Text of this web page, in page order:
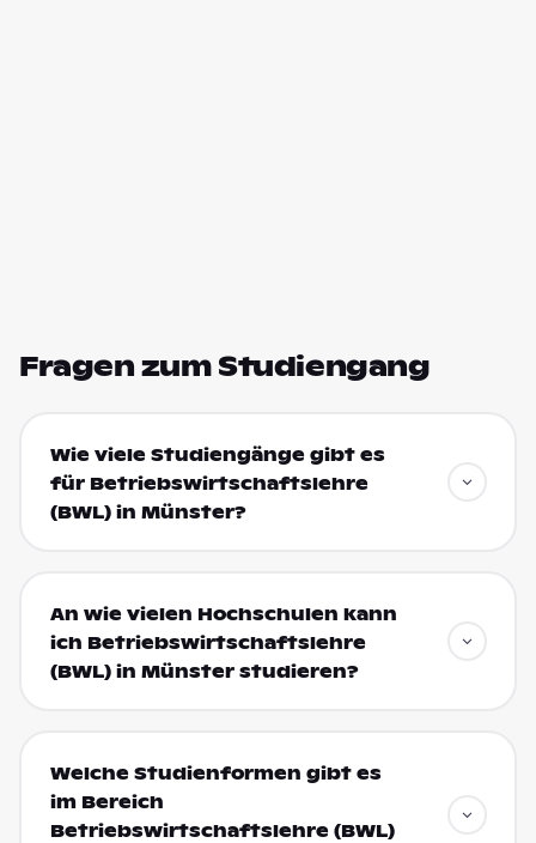
Fragen zum Studiengang
Wie viele Studiengänge gibt es
für Betriebswirtschaftslehre
(BWL) in Münster?
An wie vielen Hochschulen kann
ich Betriebswirtschaftslehre
(BWL) in Münster studieren?
Welche Studienformen gibt es
im Bereich
Betriebswirtschaftslehre (BWL)